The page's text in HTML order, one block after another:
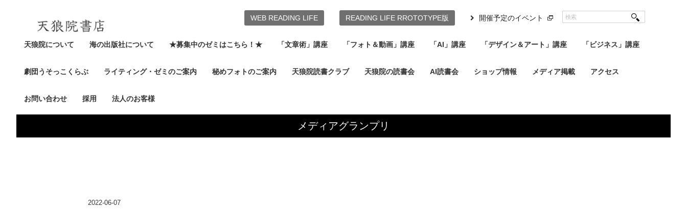
天狼院について 海の出版社について ★募集中のゼミはこちら！★ 「文章術」講座 「フォト＆動画」講座 「AI」講座 「デザイン＆アート」講座 「ビジネス」講座
劇団うそっこくらぶ ライティング・ゼミのご案内 秘めフォトのご案内 天狼院読書クラブ 天狼院の読書会 AI読書会 ショップ情報 メディア掲載 アクセス
お問い合わせ 採用 法人のお客様
WEB READING LIFE READING LIFE RROTOTYPE版 開催予定のイベント
メディアグランプリ
2022-06-07